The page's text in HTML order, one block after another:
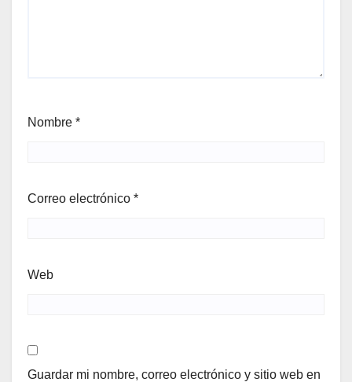
Nombre *
Correo electrónico *
Web
Guardar mi nombre, correo electrónico y sitio web en